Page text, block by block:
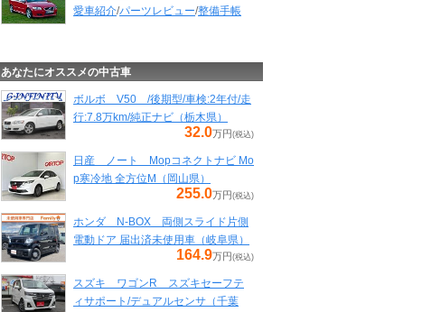
愛車紹介/パーツレビュー/整備手帳
あなたにオススメの中古車
ボルボ V50 /後期型/車検:2年付/走
行:7.8万km/純正ナビ（栃木県）
32.0万円 (税込)
日産 ノート Mopコネクトナビ Mo
p寒冷地 全方位M（岡山県）
255.0万円 (税込)
ホンダ N-BOX 両側スライド片側
電動ドア 届出済未使用車（岐阜県）
164.9万円 (税込)
スズキ ワゴンR スズキセーフテ
ィサポート/デュアルセンサ（千葉